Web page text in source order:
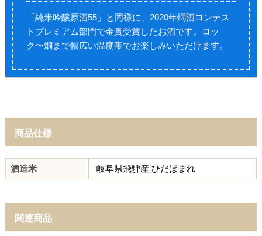
「純米吟醸原酒55」と同様に、2020年燗酒コンテス
トプレミアム部門で金賞受賞したお酒です。ロッ
ク〜燗まで幅広い温度帯でお楽しみいただけます。
商品仕様
酒造米 岐阜県飛騨産 ひだほまれ
関連商品